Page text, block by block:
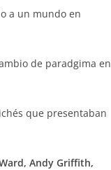
a un mundo en
de paradgima en
que presentaban
Andy Griffith,